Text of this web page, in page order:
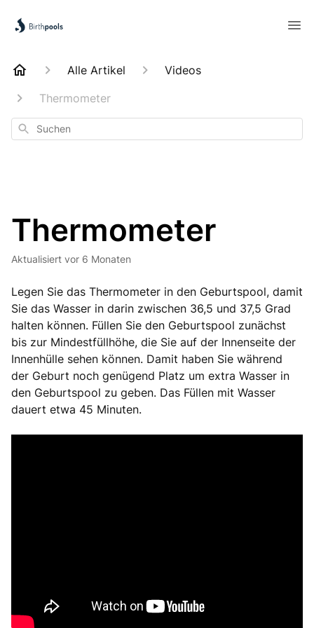
Alle Artikel
Videos
Thermometer
Suchen
Thermometer
Aktualisiert vor 6 Monaten
Legen Sie das Thermometer in den Geburtspool, damit
Sie das Wasser in darin zwischen 36,5 und 37,5 Grad
halten können. Füllen Sie den Geburtspool zunächst
bis zur Mindestfüllhöhe, die Sie auf der Innenseite der
Innenhülle sehen können. Damit haben Sie während
der Geburt noch genügend Platz um extra Wasser in
den Geburtspool zu geben. Das Füllen mit Wasser
dauert etwa 45 Minuten.